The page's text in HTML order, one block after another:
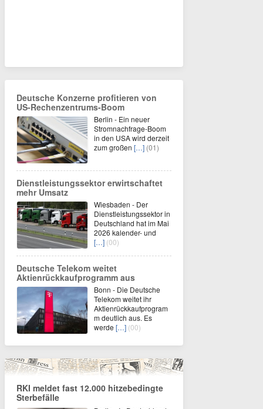
Deutsche Konzerne profitieren von
US-Rechenzentrums-Boom
Berlin - Ein neuer
Stromnachfrage-Boom
in den USA wird derzeit
zum großen […] (01)
Dienstleistungssektor erwirtschaftet
mehr Umsatz
Wiesbaden - Der
Dienstleistungssektor in
Deutschland hat im Mai
2026 kalender- und
[…] (00)
Deutsche Telekom weitet
Aktienrückkaufprogramm aus
Bonn - Die Deutsche
Telekom weitet ihr
Aktienrückkaufprogram
m deutlich aus. Es
werde […] (00)
RKI meldet fast 12.000 hitzebedingte
Sterbefälle